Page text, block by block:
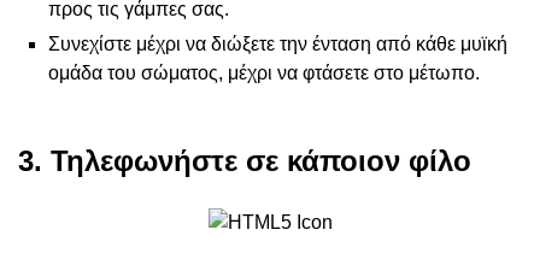
προς τις γάμπες σας.
Συνεχίστε μέχρι να διώξετε την ένταση από κάθε μυϊκή
ομάδα του σώματος, μέχρι να φτάσετε στο μέτωπο.
3. Τηλεφωνήστε σε κάποιον φίλο